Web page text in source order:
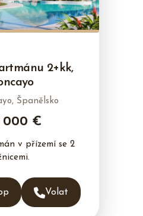
2+kk,
Španělsko
000 €
v přízemí se 2
Volat